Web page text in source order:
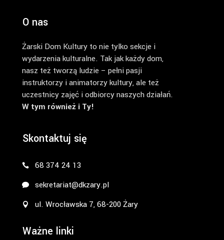
O nas
Żarski Dom Kultury to nie tylko sekcje i
wydarzenia kulturalne. Tak jak każdy dom,
nasz też tworzą ludzie – pełni pasji
instruktorzy i animatorzy kultury, ale też
uczestnicy zajęć i odbiorcy naszych działań.
W tym również i Ty!
Skontaktuj się
68 374 24 13
sekretariat@dkzary.pl
ul. Wrocławska 7, 68-200 Żary
Ważne linki